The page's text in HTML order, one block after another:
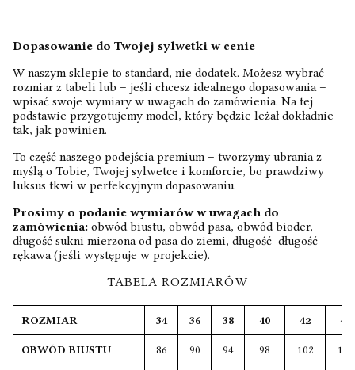
Dopasowanie do Twojej sylwetki w cenie
W naszym sklepie to standard, nie dodatek. Możesz wybrać
rozmiar z tabeli lub – jeśli chcesz idealnego dopasowania –
wpisać swoje wymiary w uwagach do zamówienia. Na tej
podstawie przygotujemy model, który będzie leżał dokładnie
tak, jak powinien.
To część naszego podejścia premium – tworzymy ubrania z
myślą o Tobie, Twojej sylwetce i komforcie, bo prawdziwy
luksus tkwi w perfekcyjnym dopasowaniu.
Prosimy o podanie wymiarów w uwagach do
zamówienia: obwód biustu, obwód pasa, obwód bioder,
długość sukni mierzona od pasa do ziemi, długość długość
rękawa (jeśli występuje w projekcie).
TABELA ROZMIARÓW
ROZMIAR 34 36 38 40 42 44
OBWÓD BIUSTU 86 90 94 98 102 106